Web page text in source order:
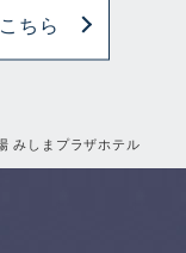
みしまプラザホテル
ちら